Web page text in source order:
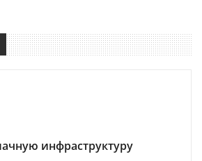
инфраструктуру